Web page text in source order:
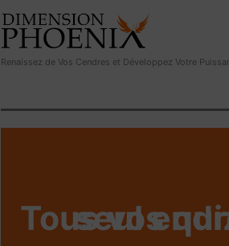
Renaissez de Vos Cendres et Développez Votre
Tous vos quiz en un